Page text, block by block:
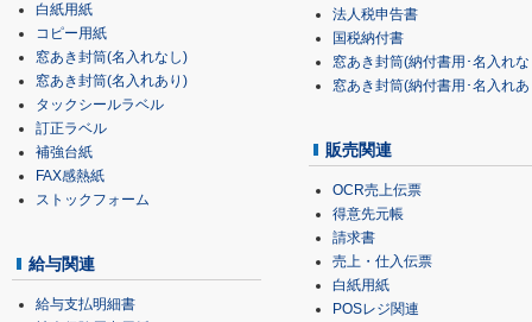
白紙用紙
コピー用紙
窓あき封筒(名入れなし)
窓あき封筒(名入れあり)
タックシールラベル
訂正ラベル
補強台紙
FAX感熱紙
ストックフォーム
給与関連
給与支払明細書
法人税申告書
国税納付書
窓あき封筒(納付書用･名入れ
窓あき封筒(納付書用･名入れ
販売関連
OCR売上伝票
得意先元帳
請求書
売上・仕入伝票
白紙用紙
POSレジ関連